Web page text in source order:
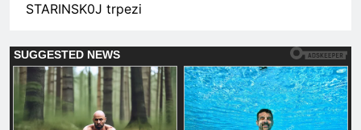
STARINSK0J trpezi